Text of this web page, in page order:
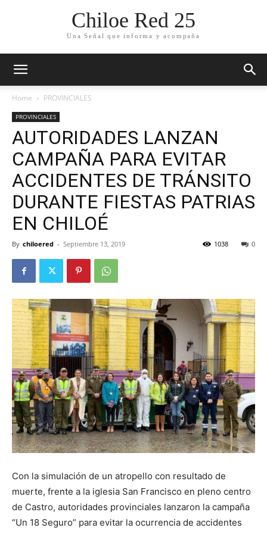
Chiloe Red 25
Una Señal que informa y acompaña
Home PROVINCIALES
PROVINCIALES
AUTORIDADES LANZAN
CAMPAÑA PARA EVITAR
ACCIDENTES DE TRÁNSITO
DURANTE FIESTAS PATRIAS
EN CHILOÉ
By chiloered - Septiembre 13, 2019 0
1038
Con la simulación de un atropello con resultado de
muerte, frente a la iglesia San Francisco en pleno centro
de Castro, autoridades provinciales lanzaron la campaña
“Un 18 Seguro” para evitar la ocurrencia de accidentes